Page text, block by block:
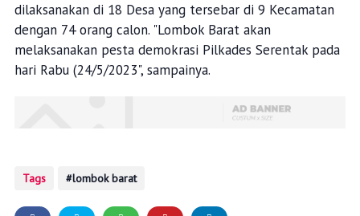
dilaksanakan di 18 Desa yang tersebar di 9 Kecamatan
dengan 74 orang calon. "Lombok Barat akan
melaksanakan pesta demokrasi Pilkades Serentak pada
hari Rabu (24/5/2023", sampainya.
Tags lombok barat